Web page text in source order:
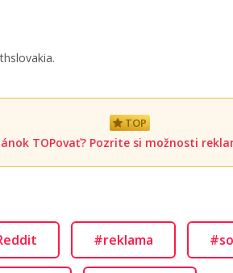
TOP
TOPovať? Pozrite si možnosti
#reklama